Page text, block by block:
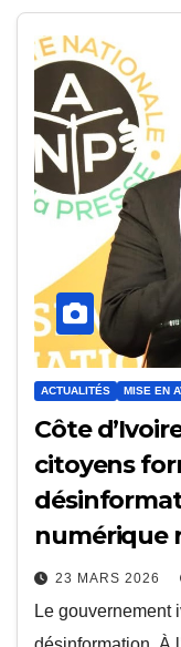
ACTUALITÉS MISE EN
Côte
citoyens
numérique
23 MARS 2026
Le gouvernement